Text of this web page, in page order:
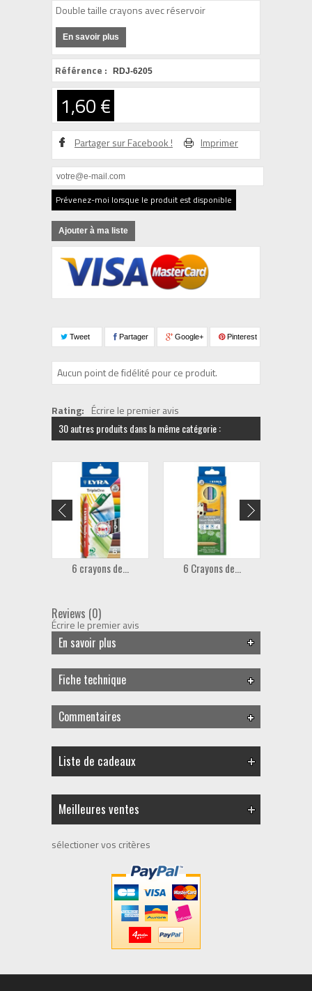
Double taille crayons avec réservoir
En savoir plus
Référence : RDJ-6205
1,60 €
Partager sur Facebook ! Imprimer
Prévenez-moi lorsque le produit est disponible
Ajouter à ma liste
Tweet Partager Google+ Pinterest
Aucun point de fidélité pour ce produit.
Rating: Écrire le premier avis
30 autres produits dans la même catégorie :
6 crayons de... 6 Crayons de...
Reviews (0)
Écrire le premier avis
En savoir plus
Fiche technique
Commentaires
Liste de cadeaux
Meilleures ventes
sélectioner vos critères